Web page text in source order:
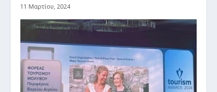
11 Μαρτίου, 2024